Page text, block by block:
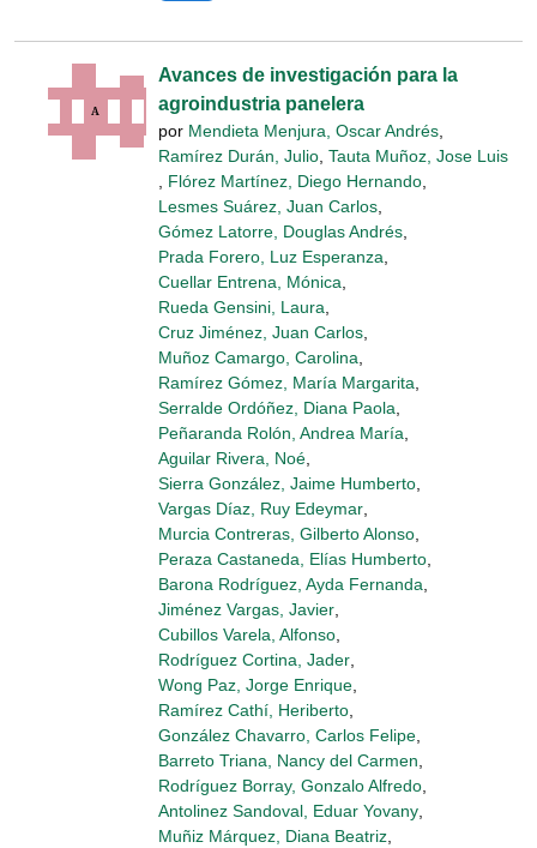
Avances de investigación para la
agroindustria panelera
por Mendieta Menjura, Oscar Andrés,
Ramírez Durán, Julio, Tauta Muñoz, Jose Luis
, Flórez Martínez, Diego Hernando,
Lesmes Suárez, Juan Carlos,
Gómez Latorre, Douglas Andrés,
Prada Forero, Luz Esperanza,
Cuellar Entrena, Mónica,
Rueda Gensini, Laura,
Cruz Jiménez, Juan Carlos,
Muñoz Camargo, Carolina,
Ramírez Gómez, María Margarita,
Serralde Ordóñez, Diana Paola,
Peñaranda Rolón, Andrea María,
Aguilar Rivera, Noé,
Sierra González, Jaime Humberto,
Vargas Díaz, Ruy Edeymar,
Murcia Contreras, Gilberto Alonso,
Peraza Castaneda, Elías Humberto,
Barona Rodríguez, Ayda Fernanda,
Jiménez Vargas, Javier,
Cubillos Varela, Alfonso,
Rodríguez Cortina, Jader,
Wong Paz, Jorge Enrique,
Ramírez Cathí, Heriberto,
González Chavarro, Carlos Felipe,
Barreto Triana, Nancy del Carmen,
Rodríguez Borray, Gonzalo Alfredo,
Antolinez Sandoval, Eduar Yovany,
Muñiz Márquez, Diana Beatriz,